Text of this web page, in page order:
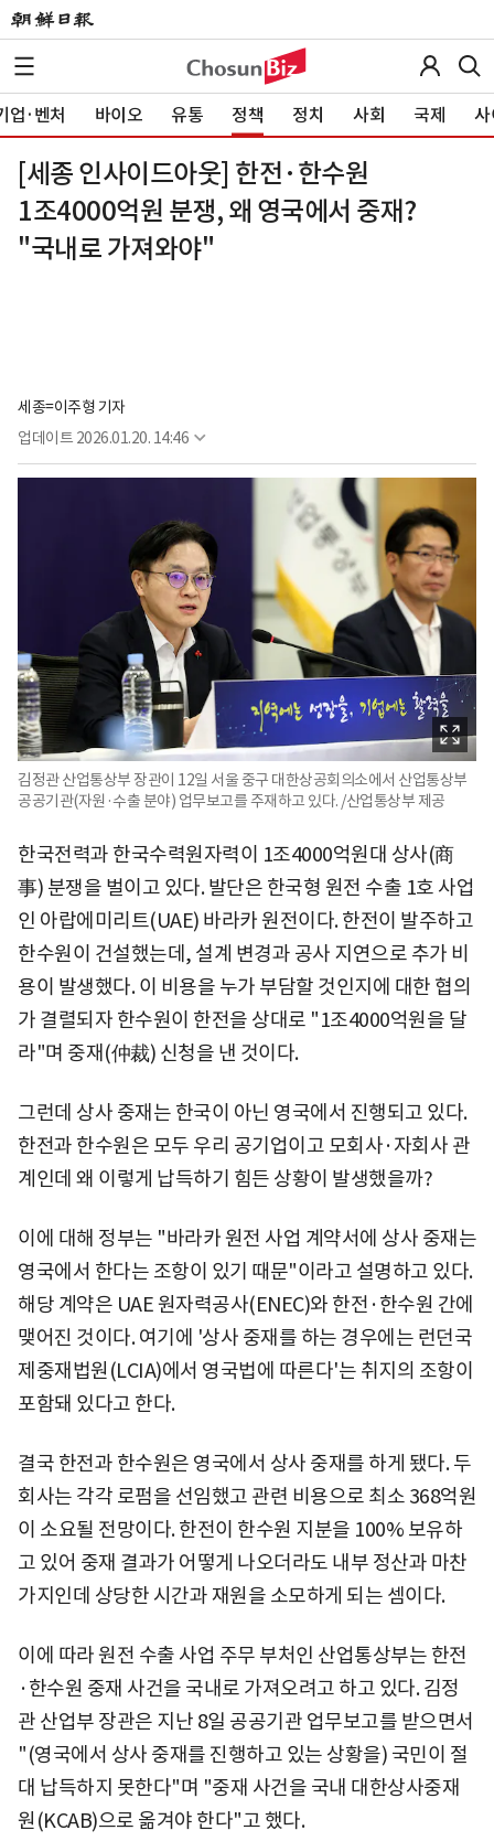
업·벤처 바이오 유통 정책 정치 사회 국제 사
[세종 인사이드아웃] 한전·한수원
1조4000억원 분쟁, 왜 영국에서 중재?
"국내로 가져와야"
세종=이주형 기자
업데이트 2026.01.20. 14:46
김정관 산업통상부 장관이 12일 서울 중구 대한상공회의소에서 산업통상부
공공기관(자원·수출 분야) 업무보고를 주재하고 있다. /산업통상부 제공
한국전력과 한국수력원자력이 1조4000억원대 상사(商
事) 분쟁을 벌이고 있다. 발단은 한국형 원전 수출 1호 사업
인 아랍에미리트(UAE) 바라카 원전이다. 한전이 발주하고
한수원이 건설했는데, 설계 변경과 공사 지연으로 추가 비
용이 발생했다. 이 비용을 누가 부담할 것인지에 대한 협의
가 결렬되자 한수원이 한전을 상대로 "1조4000억원을 달
라"며 중재(仲裁) 신청을 낸 것이다.
그런데 상사 중재는 한국이 아닌 영국에서 진행되고 있다.
한전과 한수원은 모두 우리 공기업이고 모회사·자회사 관
계인데 왜 이렇게 납득하기 힘든 상황이 발생했을까?
이에 대해 정부는 "바라카 원전 사업 계약서에 상사 중재는
영국에서 한다는 조항이 있기 때문"이라고 설명하고 있다.
해당 계약은 UAE 원자력공사(ENEC)와 한전·한수원 간에
맺어진 것이다. 여기에 '상사 중재를 하는 경우에는 런던국
제중재법원(LCIA)에서 영국법에 따른다'는 취지의 조항이
포함돼 있다고 한다.
결국 한전과 한수원은 영국에서 상사 중재를 하게 됐다. 두
회사는 각각 로펌을 선임했고 관련 비용으로 최소 368억원
이 소요될 전망이다. 한전이 한수원 지분을 100% 보유하
고 있어 중재 결과가 어떻게 나오더라도 내부 정산과 마찬
가지인데 상당한 시간과 재원을 소모하게 되는 셈이다.
이에 따라 원전 수출 사업 주무 부처인 산업통상부는 한전
·한수원 중재 사건을 국내로 가져오려고 하고 있다. 김정
관 산업부 장관은 지난 8일 공공기관 업무보고를 받으면서
"(영국에서 상사 중재를 진행하고 있는 상황을) 국민이 절
대 납득하지 못한다"며 "중재 사건을 국내 대한상사중재
원(KCAB)으로 옮겨야 한다"고 했다.